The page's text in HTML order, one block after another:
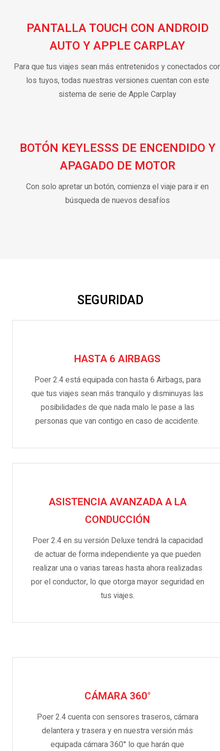
PANTALLA TOUCH CON ANDROID
AUTO Y APPLE CARPLAY
Para que tus viajes sean más entretenidos y conectados
los tuyos, todas nuestras versiones cuentan con este
sistema de serie de Apple Carplay
BOTÓN KEYLESSS DE ENCENDIDO Y
APAGADO DE MOTOR
Con solo apretar un botón, comienza el viaje para ir en
búsqueda de nuevos desafíos
SEGURIDAD
HASTA 6 AIRBAGS
Poer 2.4 está equipada con hasta 6 Airbags, para
que tus viajes sean más tranquilo y disminuyas las
posibilidades de que nada malo le pase a las
personas que van contigo en caso de accidente.
ASISTENCIA AVANZADA A LA
CONDUCCIÓN
Poer 2.4 en su versión Deluxe tendrá la capacidad
de actuar de forma independiente ya que pueden
realizar una o varias tareas hasta ahora realizadas
por el conductor, lo que otorga mayor seguridad en
tus viajes.
CÁMARA 360°
Poer 2.4 cuenta con sensores traseros, cámara
delantera y trasera y en nuestra versión más
equipada cámara 360° lo que harán que